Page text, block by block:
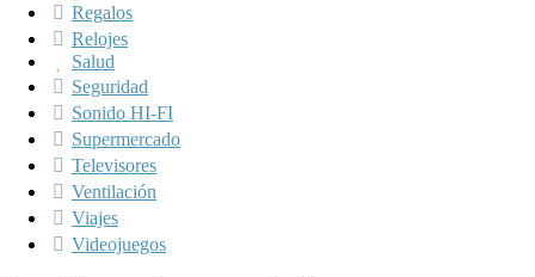
Regalos
Relojes
Salud
Seguridad
Sonido HI-FI
Supermercado
Televisores
Ventilación
Viajes
Videojuegos